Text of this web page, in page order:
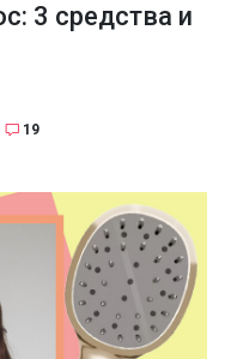
3 средства и
19